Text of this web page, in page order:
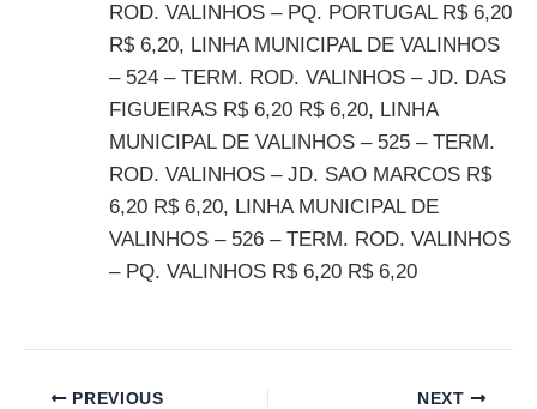
ROD. VALINHOS – PQ. PORTUGAL R$ 6,20
R$ 6,20, LINHA MUNICIPAL DE VALINHOS
– 524 – TERM. ROD. VALINHOS – JD. DAS
FIGUEIRAS R$ 6,20 R$ 6,20, LINHA
MUNICIPAL DE VALINHOS – 525 – TERM.
ROD. VALINHOS – JD. SAO MARCOS R$
6,20 R$ 6,20, LINHA MUNICIPAL DE
VALINHOS – 526 – TERM. ROD. VALINHOS
– PQ. VALINHOS R$ 6,20 R$ 6,20
PREVIOUS NEXT